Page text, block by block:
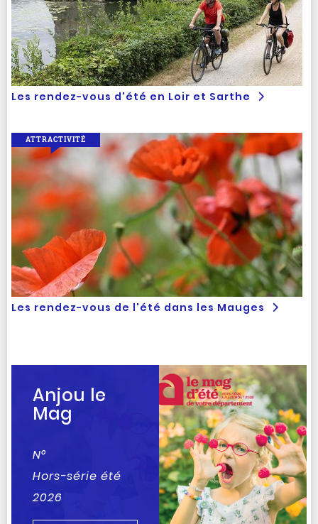
Les rendez-vous d'été en Loir et Sarthe
Les rendez-vous de l'été dans les Mauges
ATTRACTIVITÉ
Anjou le
Mag
N°
Hors-série été
2026